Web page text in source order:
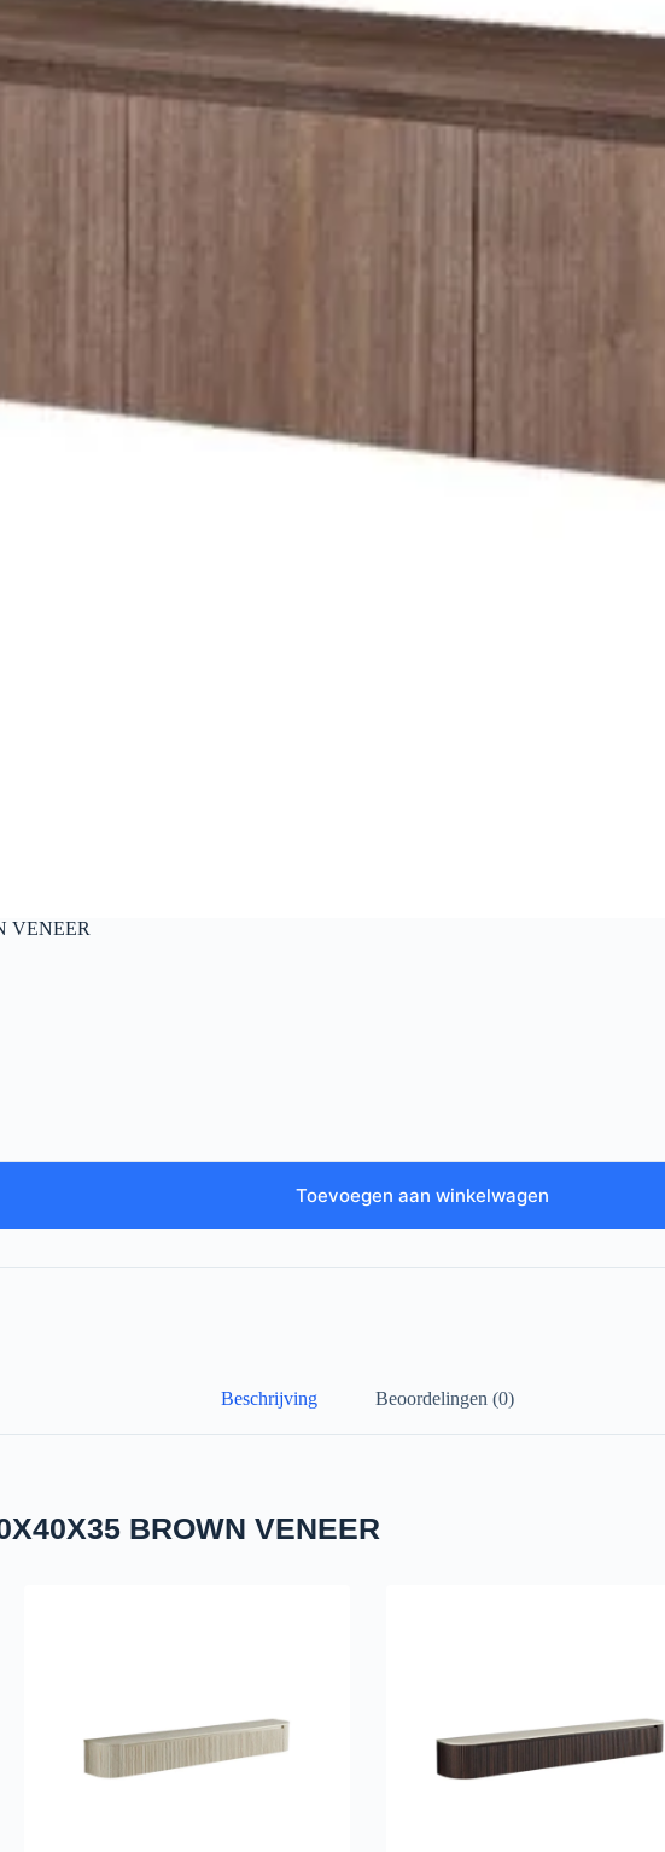
VENEER
Toevoegen aan winkelwagen
Beschrijving Beoordelingen (0)
BROWN VENEER